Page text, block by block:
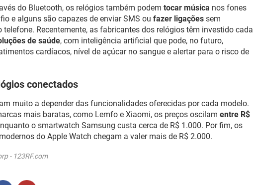
do Bluetooth, os relógios também podem tocar música nos fones
e alguns são capazes de enviar SMS ou fazer ligações sem
telefone. Recentemente, as fabricantes dos relógios têm investido cada
de saúde, com inteligência artificial que pode, no futuro,
cardíacos, nível de açúcar no sangue e alertar para o risco de
conectados
muito a depender das funcionalidades oferecidas por cada modelo.
mais baratas, como Lemfo e Xiaomi, os preços oscilam entre R$
o smartwatch Samsung custa cerca de R$ 1.000. Por fim, os
do Apple Watch chegam a valer mais de R$ 2.000.
- 123RF.com